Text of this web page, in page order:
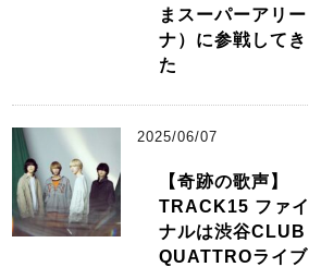
まスーパーアリー
ナ）に参戦してき
た
2025/06/07
【奇跡の歌声】
TRACK15 ファイ
ナルは渋谷CLUB
QUATTROライブ